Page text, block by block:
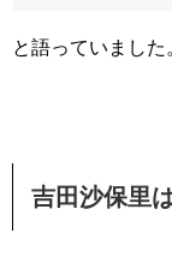
と語っていました
吉田沙保里